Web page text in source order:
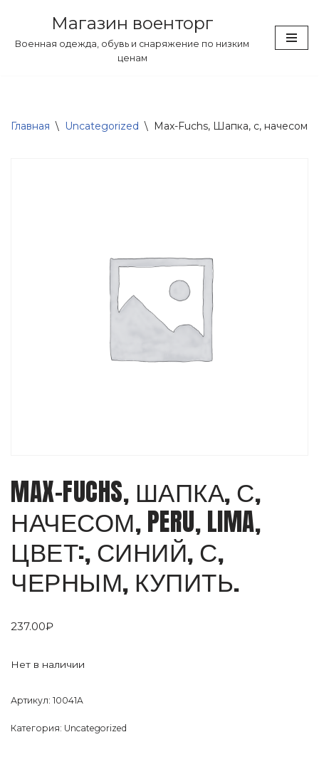
Перейти
Магазин военторг
Военная одежда, обувь и снаряжение по низким
ценам
Главная \ Uncategorized \ Max-Fuchs, Шапка, с, начесом,
MAX-FUCHS, ШАПКА, С,
НАЧЕСОМ, PERU, LIMA,
ЦВЕТ:, СИНИЙ, С,
ЧЕРНЫМ, КУПИТЬ.
237.00₽
Нет в наличии
Артикул: 10041A
Категория: Uncategorized